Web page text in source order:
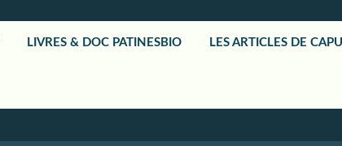
LIVRES & DOC PATINESBIO LES ARTICLES DE